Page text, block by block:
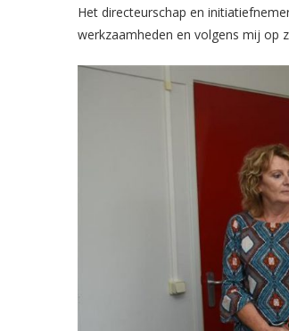
Het directeurschap en
werkzaamheden en volgens mij op